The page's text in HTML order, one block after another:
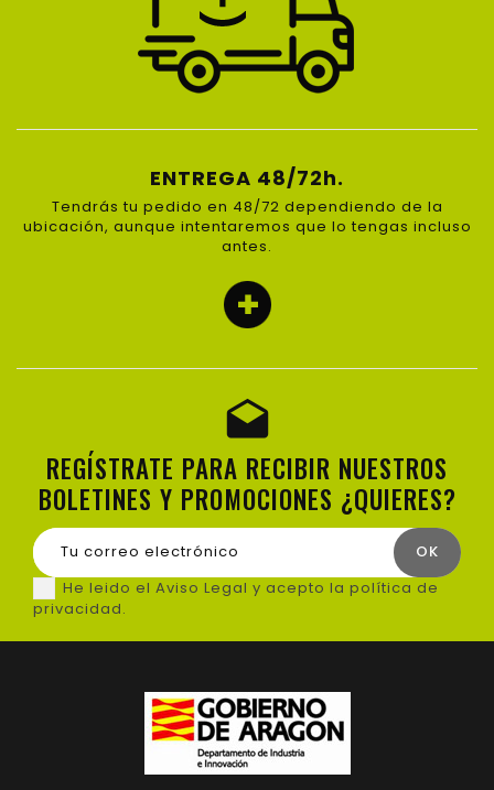
ENTREGA 48/72h.
Tendrás tu pedido en 48/72 dependiendo de la
ubicación, aunque intentaremos que lo tengas incluso
antes.
REGÍSTRATE PARA RECIBIR NUESTROS
BOLETINES Y PROMOCIONES ¿QUIERES?
He leido el Aviso Legal y acepto la política de
privacidad.